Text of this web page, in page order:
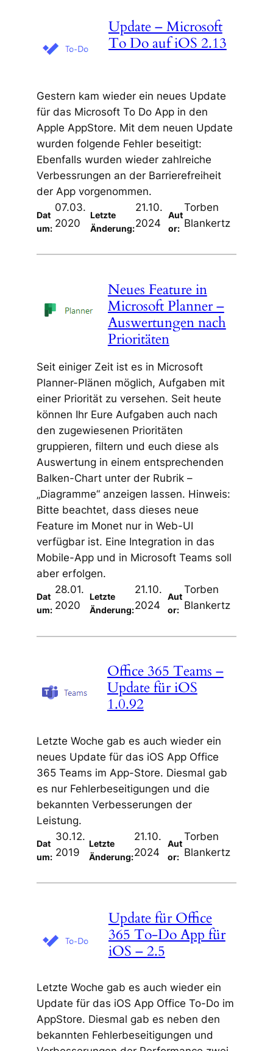
Update – Microsoft
To Do auf iOS 2.13
Gestern kam wieder ein neues Update
für das Microsoft To Do App in den
Apple AppStore. Mit dem neuen Update
wurden folgende Fehler beseitigt:
Ebenfalls wurden wieder zahlreiche
Verbessrungen an der Barrierefreiheit
der App vorgenommen.
Dat
um:
07.03.
2020
Letzte
Änderung:
21.10.
2024
Aut
or:
Torben
Blankertz
Neues Feature in
Microsoft Planner –
Auswertungen nach
Prioritäten
Seit einiger Zeit ist es in Microsoft
Planner-Plänen möglich, Aufgaben mit
einer Priorität zu versehen. Seit heute
können Ihr Eure Aufgaben auch nach
den zugewiesenen Prioritäten
gruppieren, filtern und euch diese als
Auswertung in einem entsprechenden
Balken-Chart unter der Rubrik –
„Diagramme“ anzeigen lassen. Hinweis:
Bitte beachtet, dass dieses neue
Feature im Monet nur in Web-UI
verfügbar ist. Eine Integration in das
Mobile-App und in Microsoft Teams soll
aber erfolgen.
Dat
um:
28.01.
2020
Letzte
Änderung:
21.10.
2024
Aut
or:
Torben
Blankertz
Office 365 Teams –
Update für iOS
1.0.92
Letzte Woche gab es auch wieder ein
neues Update für das iOS App Office
365 Teams im App-Store. Diesmal gab
es nur Fehlerbeseitigungen und die
bekannten Verbesserungen der
Leistung.
Dat
um:
30.12.
2019
Letzte
Änderung:
21.10.
2024
Aut
or:
Torben
Blankertz
Update für Office
365 To-Do App für
iOS – 2.5
Letzte Woche gab es auch wieder ein
Update für das iOS App Office To-Do im
AppStore. Diesmal gab es neben den
bekannten Fehlerbeseitigungen und